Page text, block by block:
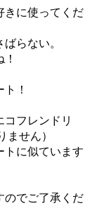
きに使ってくだ
らない。
！
コフレンドリ
ません）
トに似ています
のでご了承くだ